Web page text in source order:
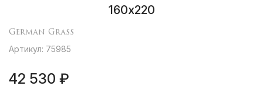
160х220
German Grass
Артикул: 75985
42 530 ₽